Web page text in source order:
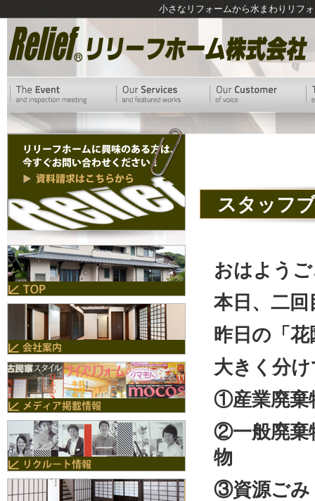
小さなリフォームから水まわりリフ
スタッフ
おはよう
本日、二
昨日の「
大きく分
①産業廃棄
②一般廃棄
物
③資源ごみ